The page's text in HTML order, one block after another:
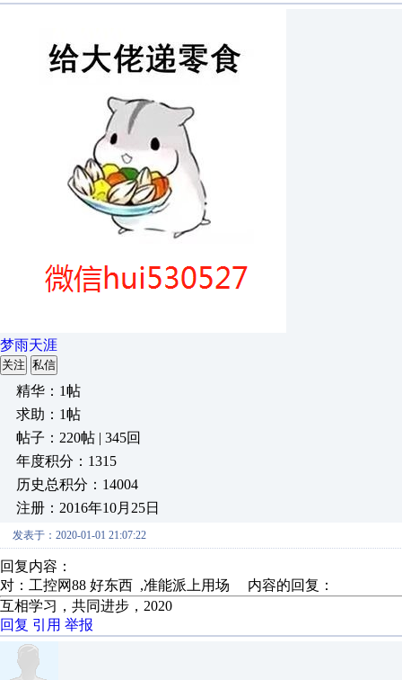
梦雨天涯
关注 私信
精华：1帖
求助：1帖
帖子：220帖 | 345回
年度积分：1315
历史总积分：14004
注册：2016年10月25日
发表于：2020-01-01 21:07:22
回复内容：
对：工控网88 好东西 ,准能派上用场 内容的回复：
互相学习，共同进步，2020
回复 引用 举报